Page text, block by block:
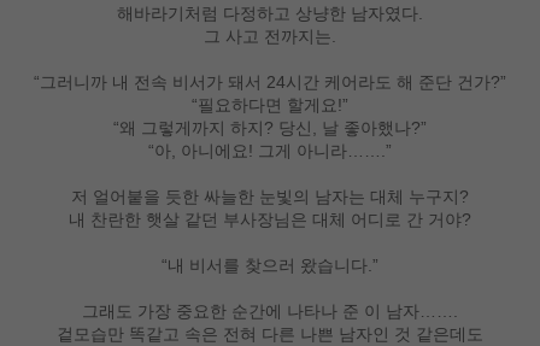
해바라기처럼 다정하고 상냥한 남자였다.
그 사고 전까지는.
“그러니까 내 전속 비서가 돼서 24시간 케어라도 해 준단 건가?”
“필요하다면 할게요!”
“왜 그렇게까지 하지? 당신, 날 좋아했나?”
“아, 아니에요! 그게 아니라…….”
저 얼어붙을 듯한 싸늘한 눈빛의 남자는 대체 누구지?
내 찬란한 햇살 같던 부사장님은 대체 어디로 간 거야?
“내 비서를 찾으러 왔습니다.”
그래도 가장 중요한 순간에 나타나 준 이 남자…….
겉모습만 똑같고 속은 전혀 다른 나쁜 남자인 것 같은데도